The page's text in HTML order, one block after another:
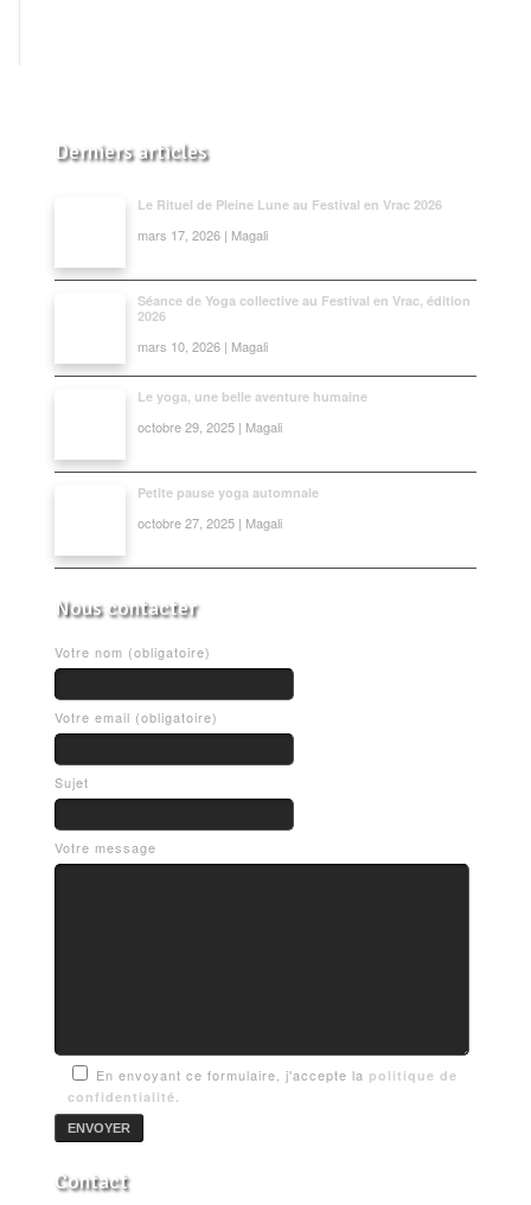
Derniers articles
Le Rituel de Pleine Lune au Festival en Vrac 2026
mars 17, 2026 | Magali
Séance de Yoga collective au Festival en Vrac, édition
2026
mars 10, 2026 | Magali
Le yoga, une belle aventure humaine
octobre 29, 2025 | Magali
Petite pause yoga automnale
octobre 27, 2025 | Magali
Nous contacter
Votre nom (obligatoire)
Votre email (obligatoire)
Sujet
Votre message
En envoyant ce formulaire, j'accepte la politique de
confidentialité.
Contact